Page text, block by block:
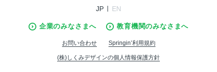
JP EN
企業のみなさまへ 教育機関のみなさまへ
お問い合わせ Springin’利用規約
(株)しくみデザインの個人情報保護方針